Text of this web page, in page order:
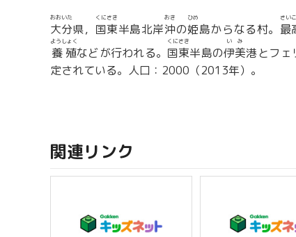
大分
おおいた
県， 国東
くにさき
半島北岸沖
おき
の姫
ひめ
島からなる村。 最
さい
養殖
ようしょく
などが行われる。 国東
くにさき
半島の伊美
いみ
港とフェ
定されている。人口：2000（2013年）。
関連リンク